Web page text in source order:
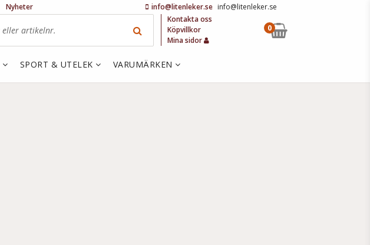
info@litenleker.se info@litenleker.se
Nyheter
Kontakta oss
Köpvillkor
Mina sidor
0
SPORT & UTELEK VARUMÄRKEN